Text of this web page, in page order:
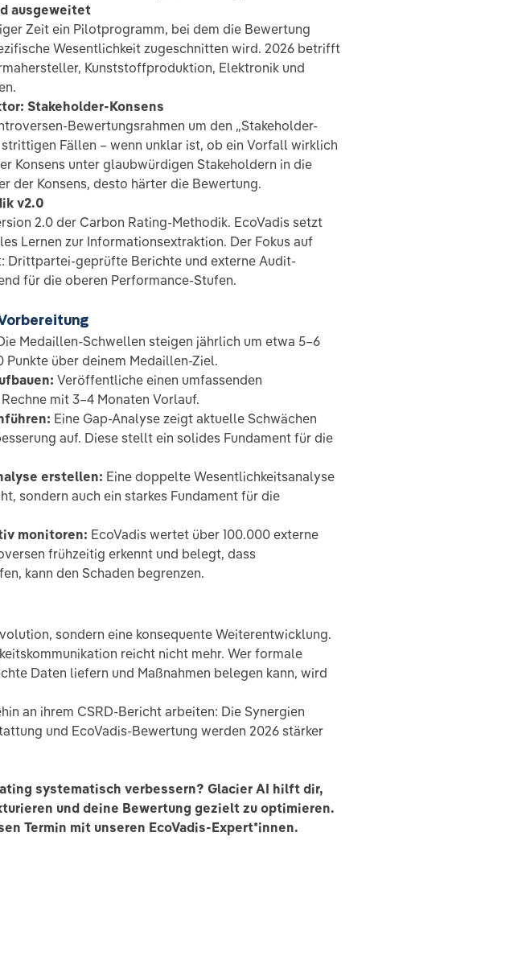
ausgeweitet
Zeit ein Pilotprogramm, bei dem die Bewertung
Wesentlichkeit zugeschnitten wird. 2026 betrifft
Kunststoffproduktion, Elektronik und
Stakeholder-Konsens
Bewertungsrahmen um den „Stakeholder-
strittigen Fällen – wenn unklar ist, ob ein Vorfall wirklich
Konsens unter glaubwürdigen Stakeholdern in die
der Konsens, desto härter die Bewertung.
v2.0
2.0 der Carbon Rating-Methodik. EcoVadis setzt
Lernen zur Informationsextraktion. Der Fokus auf
Drittpartei-geprüfte Berichte und externe Audit-
für die oberen Performance-Stufen.
Medaillen-Schwellen steigen jährlich um etwa 5–6
Punkte über deinem Medaillen-Ziel.
Veröffentliche einen umfassenden
mit 3–4 Monaten Vorlauf.
Eine Gap-Analyse zeigt aktuelle Schwächen
auf. Diese stellt ein solides Fundament für die
erstellen: Eine doppelte Wesentlichkeitsanalyse
sondern auch ein starkes Fundament für die
monitoren: EcoVadis wertet über 100.000 externe
frühzeitig erkennt und belegt, dass
kann den Schaden begrenzen.
sondern eine konsequente Weiterentwicklung.
reicht nicht mehr. Wer formale
Daten liefern und Maßnahmen belegen kann, wird
an ihrem CSRD-Bericht arbeiten: Die Synergien
und EcoVadis-Bewertung werden 2026 stärker
systematisch verbessern? Glacier AI hilft dir,
und deine Bewertung gezielt zu optimieren.
Termin mit unseren EcoVadis-Expert*innen.